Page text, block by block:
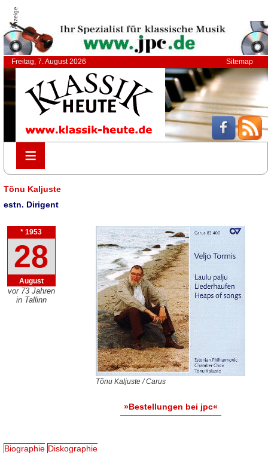
Anzeige
Freitag, 7. August 2026 Sitemap
≡
≡
Tõnu Kaljuste
estn. Dirigent
* 1953
28
August
vor 73 Jahren
in Tallinn
Tõnu Kaljuste / Carus
»Bestellungen bei jpc«
Biographie Diskographie